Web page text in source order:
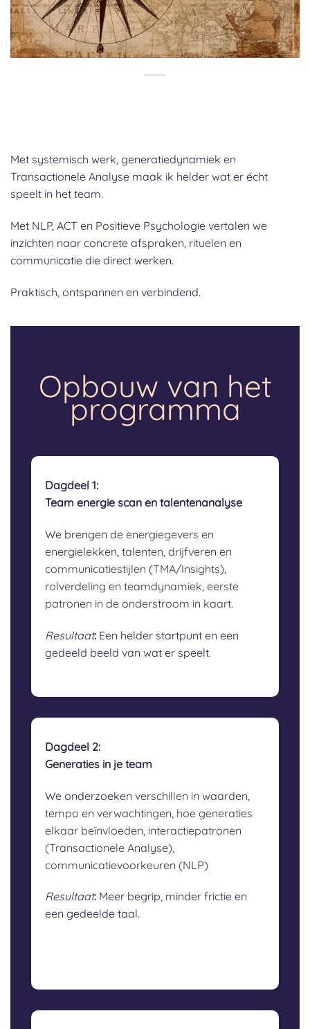
Met systemisch werk, generatiedynamiek en
Transactionele Analyse maak ik helder wat er écht
speelt in het team.
Met NLP, ACT en Positieve Psychologie vertalen we
inzichten naar concrete afspraken, rituelen en
communicatie die direct werken.
Praktisch, ontspannen en verbindend.
Opbouw van het
programma
Dagdeel 1:
Team energie scan en talentenanalyse
We brengen de energiegevers en
energielekken, talenten, drijfveren en
communicatiestijlen (TMA/Insights),
rolverdeling en teamdynamiek, eerste
patronen in de onderstroom in kaart.
Resultaat: Een helder startpunt en een
gedeeld beeld van wat er speelt.
Dagdeel 2:
Generaties in je team
We onderzoeken verschillen in waarden,
tempo en verwachtingen, hoe generaties
elkaar beïnvloeden, interactiepatronen
(Transactionele Analyse),
communicatievoorkeuren (NLP)
Resultaat: Meer begrip, minder frictie en
een gedeelde taal.